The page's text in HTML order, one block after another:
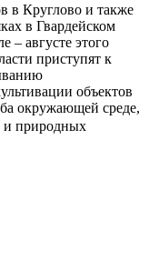
в Круглово и также
в Гвардейском
– августе этого
приступят к
объектов
окружающей среде,
и природных